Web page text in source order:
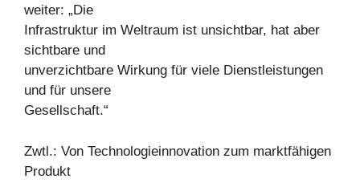
weiter: „Die
Infrastruktur im Weltraum ist unsichtbar, hat aber
sichtbare und
unverzichtbare Wirkung für viele Dienstleistungen
und für unsere
Gesellschaft.“
Zwtl.: Von Technologieinnovation zum marktfähigen
Produkt